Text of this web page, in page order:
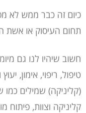
כיום זה כבר ממש לא
תחום העיסוק או אשת
חשוב שיהיו לנו גם
טיפול, ריפוי, אימון,
(קליניקה) שמילים כמו
קליניקה וצוות, פיתוח